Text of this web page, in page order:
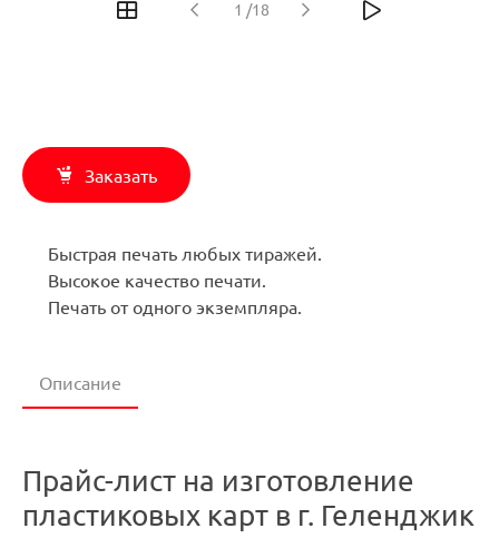
1 /18
Заказать
Быстрая печать любых тиражей.
Высокое качество печати.
Печать от одного экземпляра.
Описание
Прайс-лист на изготовление
пластиковых карт в г. Геленджик